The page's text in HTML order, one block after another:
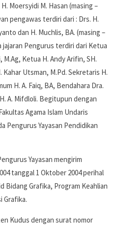
Moersyidi M. Hasan (masing –
pengawas terdiri dari : Drs. H.
dan H. Muchlis, BA. (masing –
Pengurus terdiri dari Ketua
Ketua H. Andy Arifin, SH.
Kahar Utsman, M.Pd. Sekretaris H.
H. A. Faiq, BA, Bendahara Dra.
A. Mifdloli. Begitupun dengan
Agama Islam Undaris
Pengurus Yayasan Pendidikan
Yayasan mengirim
tanggal 1 Oktober 2004 perihal
Bidang Grafika, Program Keahlian
Grafika.
Kudus dengan surat nomor